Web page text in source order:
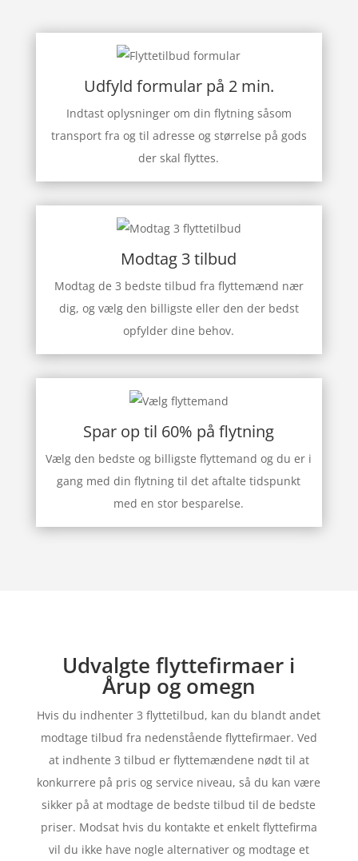
Udfyld formular på 2 min.
Indtast oplysninger om din flytning såsom
transport fra og til adresse og størrelse på gods
der skal flyttes.
Modtag 3 tilbud
Modtag de 3 bedste tilbud fra flyttemænd nær
dig, og vælg den billigste eller den der bedst
opfylder dine behov.
Spar op til 60% på flytning
Vælg den bedste og billigste flyttemand og du er i
gang med din flytning til det aftalte tidspunkt
med en stor besparelse.
Udvalgte flyttefirmaer i
Årup og omegn
Hvis du indhenter 3 flyttetilbud, kan du blandt andet
modtage tilbud fra nedenstående flyttefirmaer. Ved
at indhente 3 tilbud er flyttemændene nødt til at
konkurrere på pris og service niveau, så du kan være
sikker på at modtage de bedste tilbud til de bedste
priser. Modsat hvis du kontakte et enkelt flyttefirma
vil du ikke have nogle alternativer og modtage et